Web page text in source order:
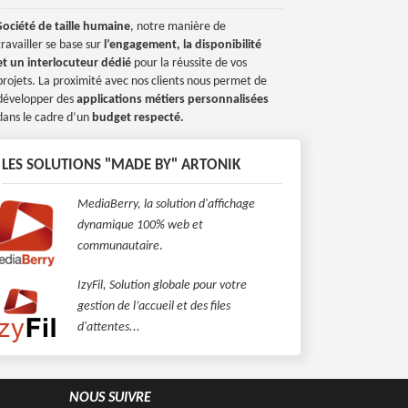
de taille humaine, notre manière de
se base sur l’engagement, la disponibilité
un interlocuteur dédié pour la réussite de vos
La proximité avec nos clients nous permet de
des applications métiers personnalisées
le cadre d’un budget respecté.
LES SOLUTIONS "MADE BY" ARTONIK
MediaBerry, la solution d'affichage
dynamique 100% web et
communautaire.
IzyFil, Solution globale pour votre
gestion de l’accueil et des files
d'attentes...
NOUS SUIVRE